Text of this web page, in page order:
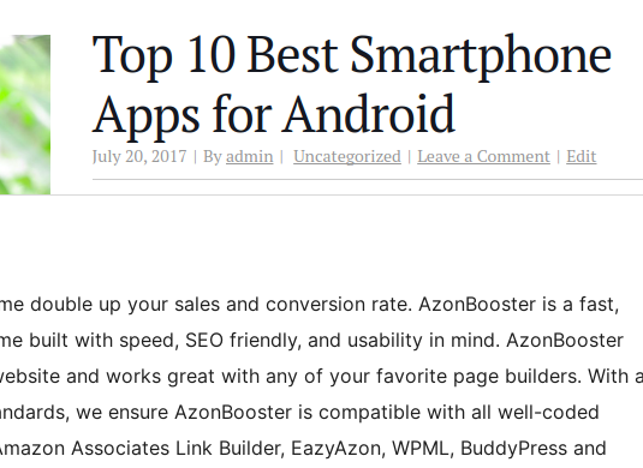
double up your sales and conversion rate. AzonBooster is a fast,
built with speed, SEO friendly, and usability in mind. AzonBooster
and works great with any of your favorite page builders. With
we ensure AzonBooster is compatible with all well-coded
Associates Link Builder, EazyAzon, WPML, BuddyPress and